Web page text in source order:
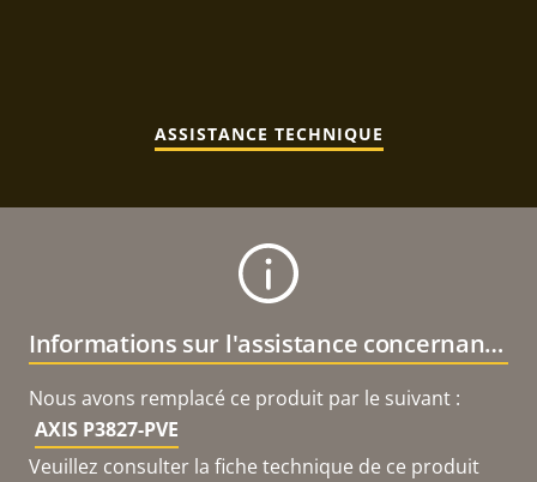
ASSISTANCE TECHNIQUE
Informations sur l'assistance concernant le produit
Nous avons remplacé ce produit par le suivant :
AXIS P3827-PVE
Veuillez consulter la fiche technique de ce produit